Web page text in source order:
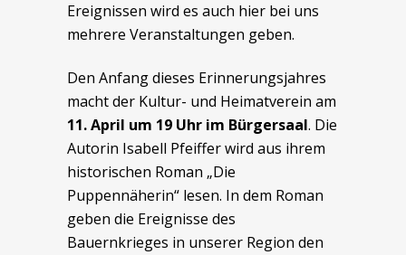
Ereignissen wird es auch hier bei uns
mehrere Veranstaltungen geben.
Den Anfang dieses Erinnerungsjahres
macht der Kultur- und Heimatverein am
11. April um 19 Uhr im Bürgersaal. Die
Autorin Isabell Pfeiffer wird aus ihrem
historischen Roman „Die
Puppennäherin“ lesen. In dem Roman
geben die Ereignisse des
Bauernkrieges in unserer Region den